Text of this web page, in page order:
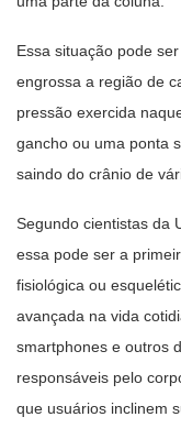
Essa situação pode
engrossa a região de
pressão exercida
gancho ou uma ponta
saindo do crânio de
Segundo cientistas da
essa pode ser a
fisiológica ou
avançada na vida
smartphones e outros
responsáveis pelo
que usuários inclinem